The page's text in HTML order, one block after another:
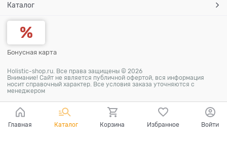
Каталог
Бонусная карта
Holistic-shop.ru. Все права защищены © 2026
Внимание! Сайт не является публичной офертой, вся информация
носит справочный характер. Все условия заказа уточняются с
менеджером
Главная Каталог Корзина Избранное Войти